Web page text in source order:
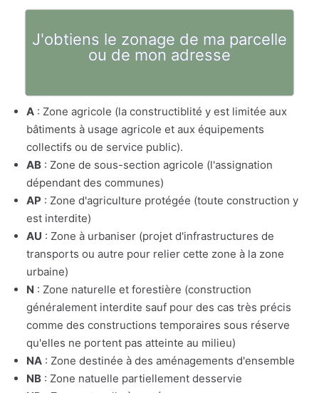
J'obtiens le zonage de ma parcelle
ou de mon adresse
A : Zone agricole (la constructiblité y est limitée aux
bâtiments à usage agricole et aux équipements
collectifs ou de service public).
AB : Zone de sous-section agricole (l'assignation
dépendant des communes)
AP : Zone d'agriculture protégée (toute construction y
est interdite)
AU : Zone à urbaniser (projet d'infrastructures de
transports ou autre pour relier cette zone à la zone
urbaine)
N : Zone naturelle et forestière (construction
généralement interdite sauf pour des cas très précis
comme des constructions temporaires sous réserve
qu'elles ne portent pas atteinte au milieu)
NA : Zone destinée à des aménagements d'ensemble
NB : Zone natuelle partiellement desservie